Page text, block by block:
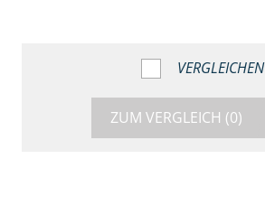
VERGLEICHEN
ZUM VERGLEICH (0)